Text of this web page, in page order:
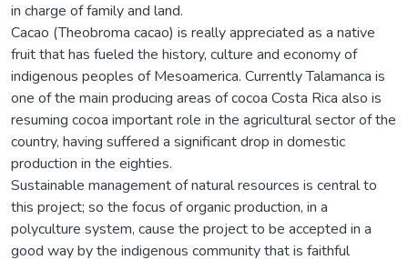
in charge of family and land.
Cacao (Theobroma cacao) is really appreciated as a native
fruit that has fueled the history, culture and economy of
indigenous peoples of Mesoamerica. Currently Talamanca is
one of the main producing areas of cocoa Costa Rica also is
resuming cocoa important role in the agricultural sector of the
country, having suffered a significant drop in domestic
production in the eighties.
Sustainable management of natural resources is central to
this project; so the focus of organic production, in a
polyculture system, cause the project to be accepted in a
good way by the indigenous community that is faithful